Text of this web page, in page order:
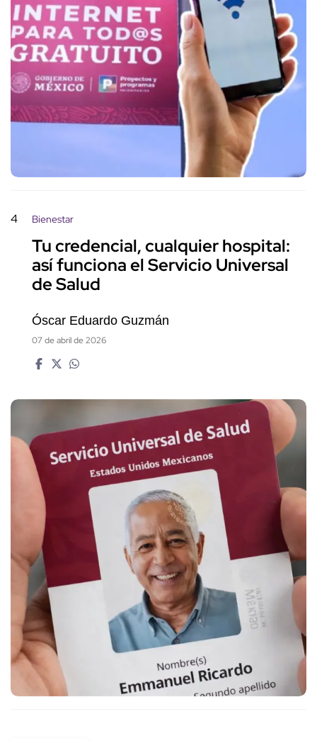
4 Bienestar
Tu credencial, cualquier hospital:
así funciona el Servicio Universal
de Salud
Óscar Eduardo Guzmán
07 de abril de 2026